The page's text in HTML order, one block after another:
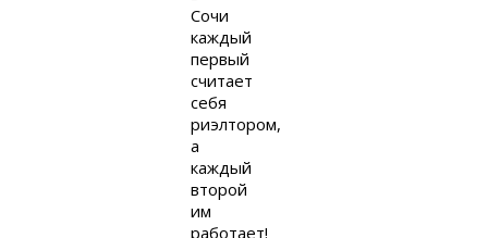
Сочи
каждый
первый
считает
себя
риэлтором,
а
каждый
второй
им
работает!